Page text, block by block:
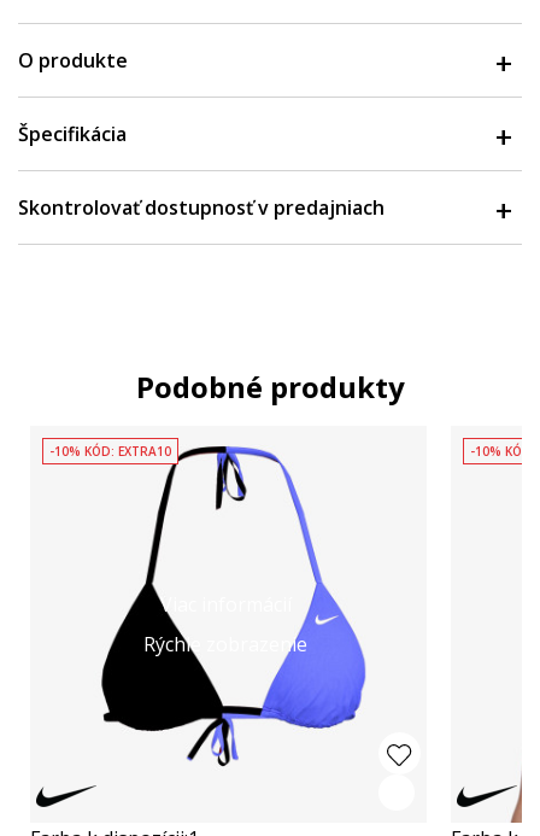
O produkte
Špecifikácia
Skontrolovať dostupnosť v predajniach
Podobné produkty
Viac informácií
Rýchle zobrazenie
-10% KÓD: EXTRA10 -10% KÓD: